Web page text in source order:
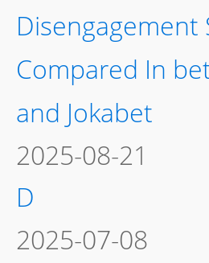
Disengagement
Compared In
and Jokabet
2025-08-21
D
2025-07-08